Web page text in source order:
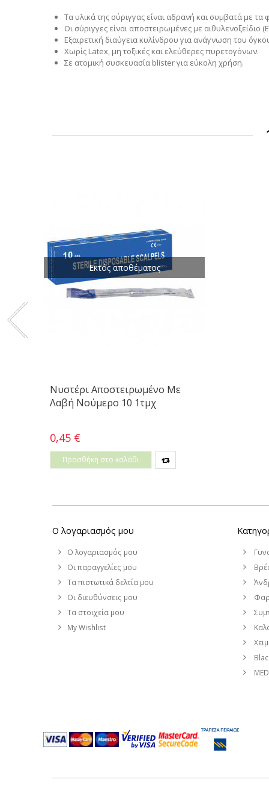
Τα υλικά της σύριγγας είναι αδρανή και συμβατά με
Οι σύριγγες είναι αποστειρωμένες με
Εξαιρετική διαύγεια κυλίνδρου για ανάγνωση του
Χωρίς Latex, μη τοξικές και ελεύθερες πυρετογόνων.
Σε ατομική συσκευασία blister για εύκολη χρήση.
Εκτός αποθέματος
Νυστέρι Αποστειρωμένο Με
Λαβή Νούμερο 10 1τμχ
0,45 €
Προσθήκη στο καλάθι
Ο λογαριασμός μου
Ο λογαριασμός μου
Οι παραγγελίες μου
Τα πιστωτικά δελτία μου
Οι διευθύνσεις μου
Τα στοιχεία μου
My Wishlist